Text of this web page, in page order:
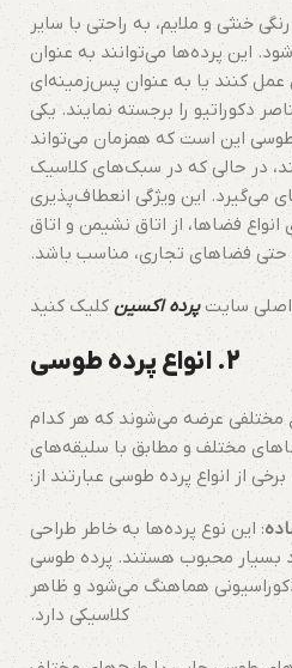
خنثی و ملایم، به راحتی با سایر
این پرده‌ها می‌توانند به عنوان
عمل کنند یا به عنوان پس‌زمینه‌ای
دکوراتیو را برجسته نمایند. یکی
این است که همزمان می‌تواند
در حالی که در سبک‌های کلاسیک
می‌گیرد. این ویژگی انعطاف‌پذیری
فضاها، از اتاق نشیمن و اتاق
حتی فضاهای تجاری، مناسب باشد.
اصلی سایتپرده اکسینکلیک کنید
2. انواع پرده طوسی
مختلفی عرضه می‌شوند که هر کدام
مختلف و مطابق با سلیقه‌های
از انواع پرده طوسی عبارتند از:
: این نوع پرده‌ها به خاطر طراحی
بسیار محبوب هستند. پرده طوسی
هماهنگ می‌شود و ظاهر
کلاسیکی دارد.